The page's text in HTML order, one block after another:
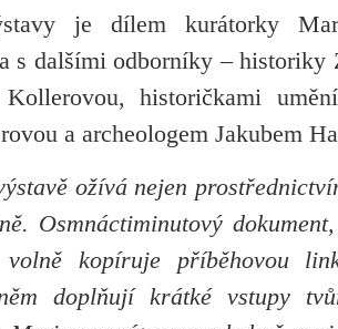
je dílem kurátorky
s dalšími odborníky – historiky
historičkami
a archeologem Jakubem
ožívá nejen
Osmnáctiminutový
kopíruje příběhovou
doplňují krátké vstupy